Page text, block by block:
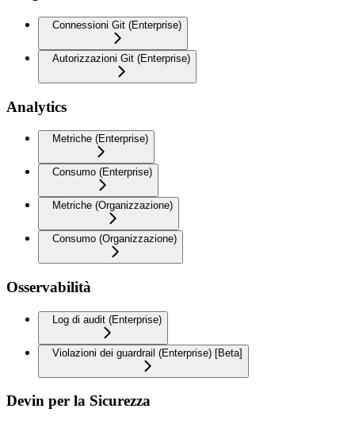
Connessioni Git (Enterprise)
Autorizzazioni Git (Enterprise)
Analytics
Metriche (Enterprise)
Consumo (Enterprise)
Metriche (Organizzazione)
Consumo (Organizzazione)
Osservabilità
Log di audit (Enterprise)
Violazioni dei guardrail (Enterprise) [Beta]
Devin per la Sicurezza